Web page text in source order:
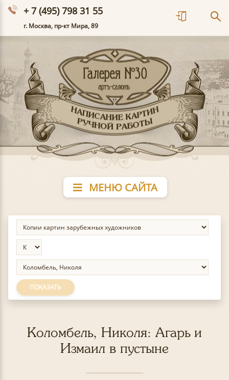
+ 7 (495) 798 31 55
г. Москва, пр-кт Мира, 89
МЕНЮ САЙТА
ПОКАЗАТЬ
Коломбель, Николя: Агарь и
Измаил в пустыне